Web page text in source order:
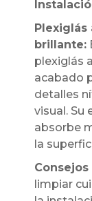
brillante:
plexiglás
acabado
detalles
visual. Su
absorbe
la
limpiar